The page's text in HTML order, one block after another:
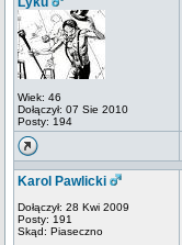
Wiek: 46
Dołączył: 07 Sie 2010
Posty: 194
Karol Pawlicki
Dołączył: 28 Kwi 2009
Posty: 191
Skąd: Piaseczno